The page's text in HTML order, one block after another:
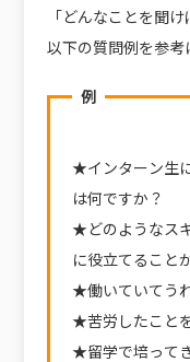
「どんなことを聞
以下の質問例を参考
例
★インターン生
は何ですか？
★どのようなス
に役立てること
★働いていてう
★苦労したこと
★留学で培って